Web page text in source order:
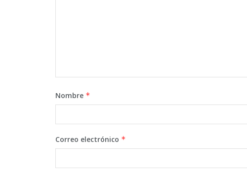
Nombre *
Correo electrónico *